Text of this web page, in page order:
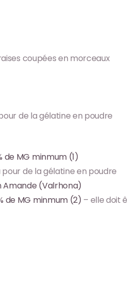
coupées en morceaux
de la gélatine en poudre
de MG minmum (1)
de la gélatine en poudre
(Valrhona)
de MG minmum (2) – elle doit